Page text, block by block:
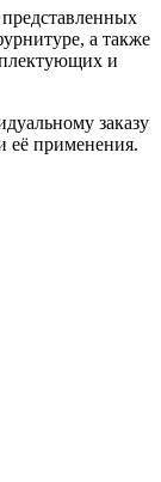
а также
и
заказу
её применения.